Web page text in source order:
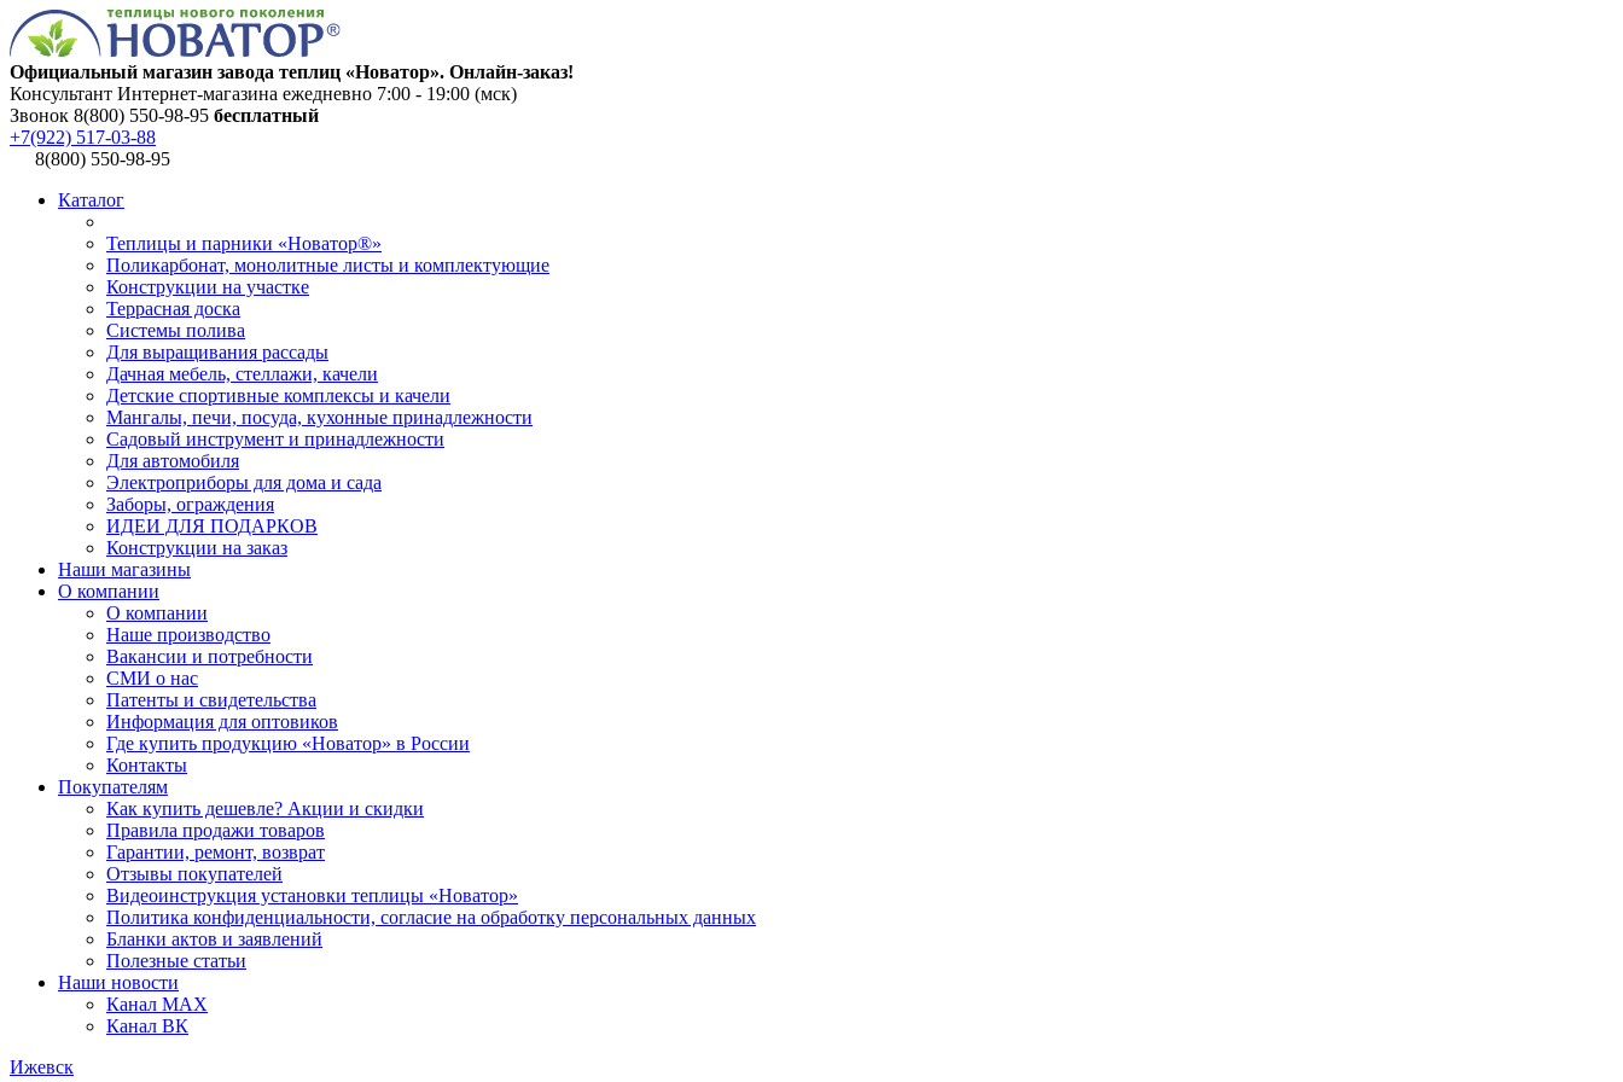
Официальный магазин завода теплиц «Новатор». Онлайн-заказ!
Консультант Интернет-магазина ежедневно 7:00 - 19:00 (мск)
Звонок 8(800) 550-98-95 бесплатный
+7(922) 517-03-88
8(800) 550-98-95
Каталог
Теплицы и парники «Новатор®»
Поликарбонат, монолитные листы и комплектующие
Конструкции на участке
Террасная доска
Системы полива
Для выращивания рассады
Дачная мебель, стеллажи, качели
Детские спортивные комплексы и качели
Мангалы, печи, посуда, кухонные принадлежности
Садовый инструмент и принадлежности
Для автомобиля
Электроприборы для дома и сада
Заборы, ограждения
ИДЕИ ДЛЯ ПОДАРКОВ
Конструкции на заказ
Наши магазины
О компании
О компании
Наше производство
Вакансии и потребности
СМИ о нас
Патенты и свидетельства
Информация для оптовиков
Где купить продукцию «Новатор» в России
Контакты
Покупателям
Как купить дешевле? Акции и скидки
Правила продажи товаров
Гарантии, ремонт, возврат
Отзывы покупателей
Видеоинструкция установки теплицы «Новатор»
Политика конфиденциальности, согласие на обработку персональных данных
Бланки актов и заявлений
Полезные статьи
Наши новости
Канал MAX
Канал ВК
Ижевск